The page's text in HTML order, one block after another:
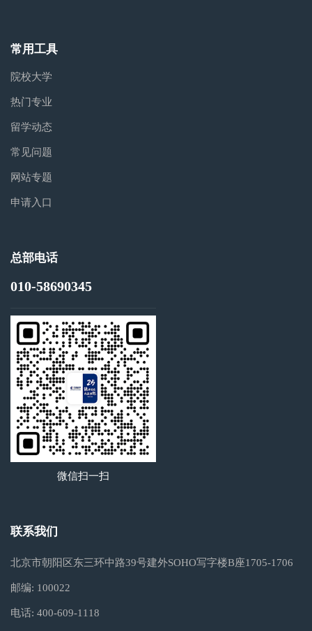
常用工具
院校大学
热门专业
留学动态
常见问题
网站专题
申请入口
总部电话
010-58690345
微信扫一扫
联系我们
北京市朝阳区东三环中路39号建外SOHO写字楼B座1705-1706
邮编: 100022
电话: 400-609-1118